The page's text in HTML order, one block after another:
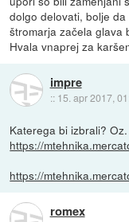
dolgo delovati, bolje
štromarja začela glava
Hvala vnaprej za
impre
:: 15. apr 2017,
Katerega bi izbrali?
https://
https://
romex